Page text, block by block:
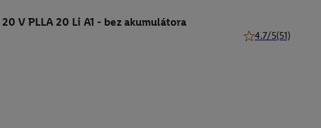
V PLLA 20 Li A1 - bez akumulátora
4.7/5(51)